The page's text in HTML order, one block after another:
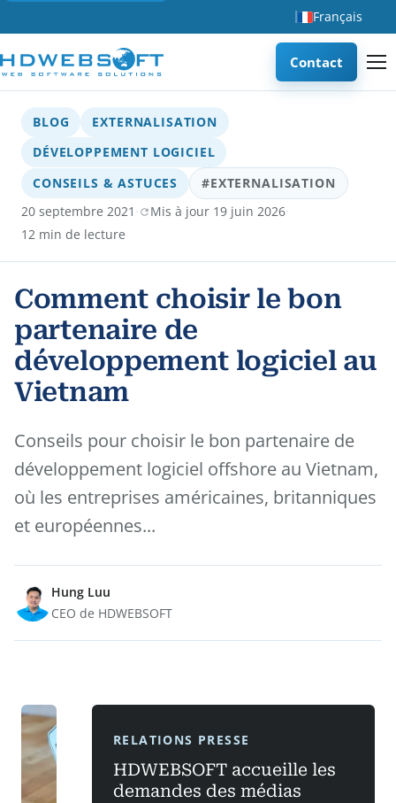
Français
Contact
BLOG
EXTERNALISATION
DÉVELOPPEMENT LOGICIEL
CONSEILS & ASTUCES
#EXTERNALISATION
20 septembre 2021 · Mis à jour 19 juin 2026·
12 min de lecture
Comment choisir le bon
partenaire de
développement logiciel au
Vietnam
Conseils pour choisir le bon partenaire de
développement logiciel offshore au Vietnam,
où les entreprises américaines, britanniques
et européennes...
Hung Luu
CEO de HDWEBSOFT
RELATIONS PRESSE
HDWEBSOFT accueille les
demandes des médias